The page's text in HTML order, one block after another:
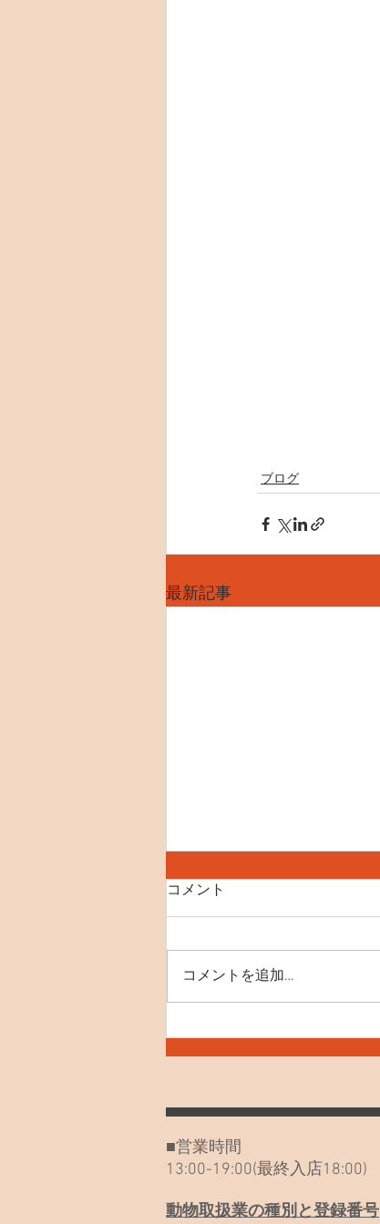
ブログ
最新記事
のねこたち
コメント
コメントを追加…
■営業時間
13:00-19:00(最終入店18:00)
動物取扱業の種別と登録番号